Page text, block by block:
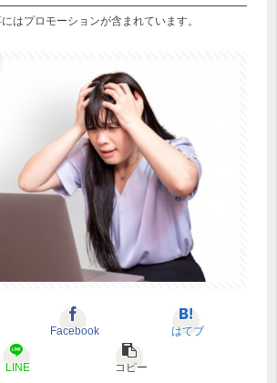
はプロモーションが含まれています。
Facebook はてブ
LINE コピー